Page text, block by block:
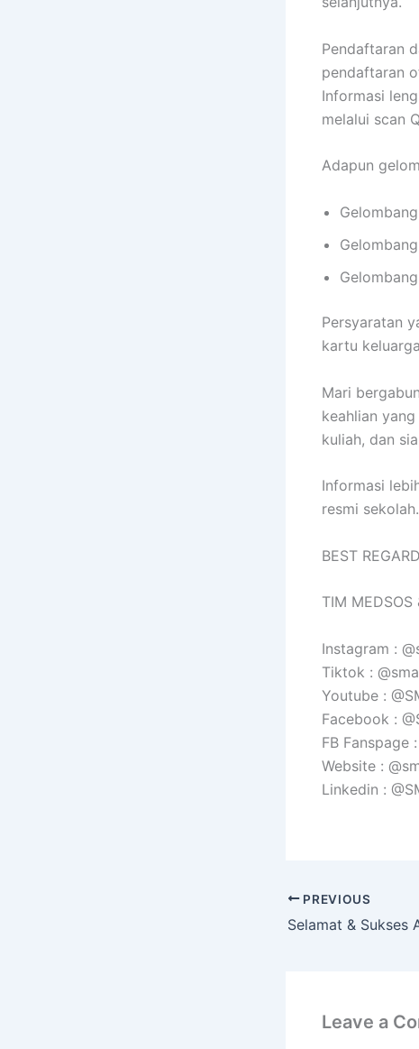
Pendaftaran
pendaftaran
Informasi
melalui scan
Adapun
Persyaratan
kartu
Mari
keahlian
kuliah, dan
Informasi
resmi sekolah.
BEST
TIM MEDSOS
Instagram :
Tiktok :
Youtube :
Facebook :
FB Fanspage
Website :
Linkedin :
PREVIOUS
Leave a